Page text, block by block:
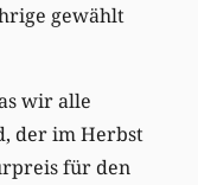
gewählt
wir alle
der im Herbst
für den